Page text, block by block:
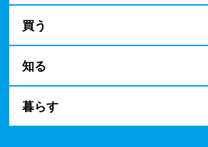
買う
知る
暮らす